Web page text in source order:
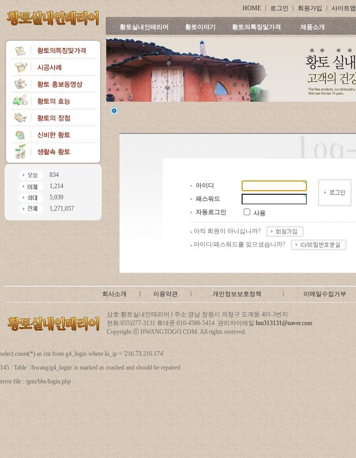
HOME 로그인 회원가입 사이트맵
황토실내인테리어 황토이야기 황토의특징및가격 제품소개
834
1,214
5,039
1,271,057
아이디
패스워드
자동로그인
사용
아직 회원이 아니십니까?
아이디/패스워드를 잊으셨습니까?
회사소개 이용약관 개인정보보호정책 이메일수집거부
상호:황토실내인테리어 l 주소:경남 창원시 의창구 도계동 401-3번지
전화:055)277-3131 휴대폰:010-4586-5414 관리자이메일:hm313131@naver.com
Copyright ⓒ HWANGTOGO.COM. All rights reserved.
select count(*) as cnt from g4_login where lo_ip = '216.73.216.174'
145 : Table './hwang/g4_login' is marked as crashed and should be repaired
error file : /gnu/bbs/login.php